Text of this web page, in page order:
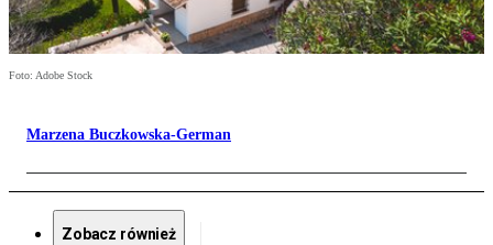
Foto: Adobe Stock
Marzena Buczkowska-German
Zobacz również